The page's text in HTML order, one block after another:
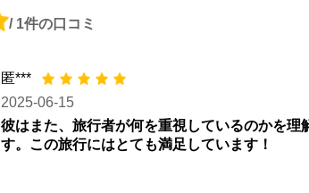
/ 1件の口コミ
匿***
2025-06-15
彼はまた、旅行者が何を重視しているのかを
す。この旅行にはとても満足しています！